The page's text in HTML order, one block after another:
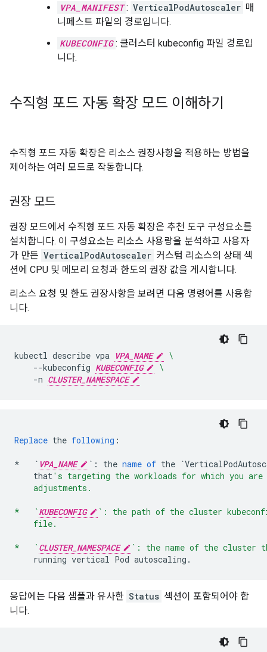
VPA_MANIFEST : VerticalPodAutoscaler 매
니페스트 파일의 경로입니다.
KUBECONFIG : 클러스터 kubeconfig 파일 경로입
니다.
수직형 포드 자동 확장 모드 이해하기
수직형 포드 자동 확장은 리소스 권장사항을 적용하는 방법을
제어하는 여러 모드로 작동합니다.
권장 모드
권장 모드에서 수직형 포드 자동 확장은 추천 도구 구성요소를
설치합니다. 이 구성요소는 리소스 사용량을 분석하고 사용자
가 만든 VerticalPodAutoscaler 커스텀 리소스의 상태 섹
션에 CPU 및 메모리 요청과 한도의 권장 값을 게시합니다.
리소스 요청 및 한도 권장사항을 보려면 다음 명령어를 사용합
니다.
kubectl describe vpa VPA_NAME
\
--kubeconfig KUBECONFIG
\
-n CLUSTER_NAMESPACE
Replace the following :
* ` VPA_NAME ` : the name of the
that's targeting the workloads for which you are
    adjustments.
*   `KUBECONFIG
`: the path of the cluster
    file.
*   `CLUSTER_NAMESPACE
`: the name of the cluster
running vertical Pod autoscaling .
응답에는 다음 샘플과 유사한 Status 섹션이 포함되어야 합
니다.